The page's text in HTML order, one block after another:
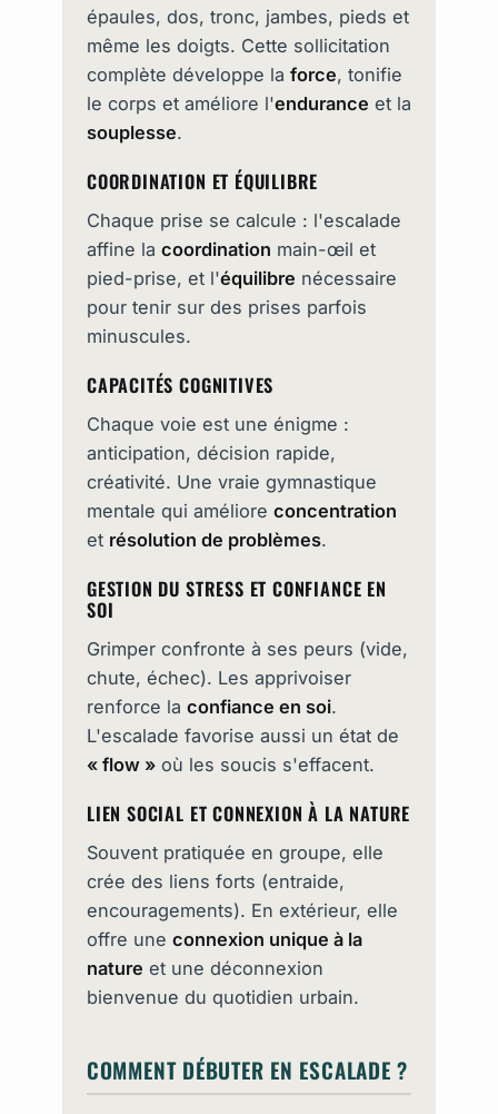
épaules, dos, tronc, jambes, pieds et
même les doigts. Cette sollicitation
complète développe la force, tonifie
le corps et améliore l'endurance et la
souplesse.
COORDINATION ET ÉQUILIBRE
Chaque prise se calcule : l'escalade
affine la coordination main-œil et
pied-prise, et l'équilibre nécessaire
pour tenir sur des prises parfois
minuscules.
CAPACITÉS COGNITIVES
Chaque voie est une énigme :
anticipation, décision rapide,
créativité. Une vraie gymnastique
mentale qui améliore concentration
et résolution de problèmes.
GESTION DU STRESS ET CONFIANCE EN
SOI
Grimper confronte à ses peurs (vide,
chute, échec). Les apprivoiser
renforce la confiance en soi.
L'escalade favorise aussi un état de
« flow »où les soucis s'effacent.
LIEN SOCIAL ET CONNEXION À LA NATURE
Souvent pratiquée en groupe, elle
crée des liens forts (entraide,
encouragements). En extérieur, elle
offre une connexion unique à la
nature et une déconnexion
bienvenue du quotidien urbain.
COMMENT DÉBUTER EN ESCALADE ?